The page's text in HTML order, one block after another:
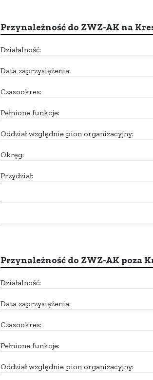
Przynależność do ZWZ-AK na
Działalność:
Data zaprzysiężenia:
Czasookres:
Pełnione funkcje:
Oddział względnie pion organizacyjny:
Okręg:
Przydział:
Przynależność do ZWZ-AK poza
Działalność:
Data zaprzysiężenia:
Czasookres:
Pełnione funkcje:
Oddział względnie pion organizacyjny: